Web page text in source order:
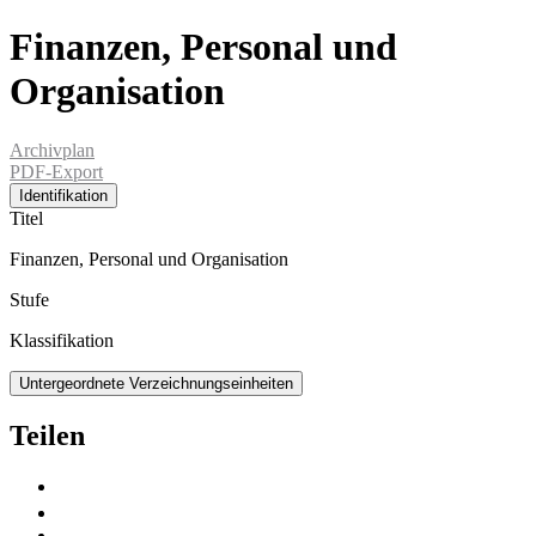
Finanzen, Personal und
Organisation
Archivplan
PDF-Export
Identifikation
Titel
Finanzen, Personal und Organisation
Stufe
Klassifikation
Untergeordnete Verzeichnungseinheiten
Teilen